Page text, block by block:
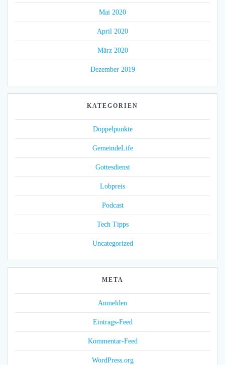
Mai 2020
April 2020
März 2020
Dezember 2019
KATEGORIEN
Doppelpunkte
GemeindeLife
Gottesdienst
Lobpreis
Podcast
Tech Tipps
Uncategorized
META
Anmelden
Eintrags-Feed
Kommentar-Feed
WordPress.org